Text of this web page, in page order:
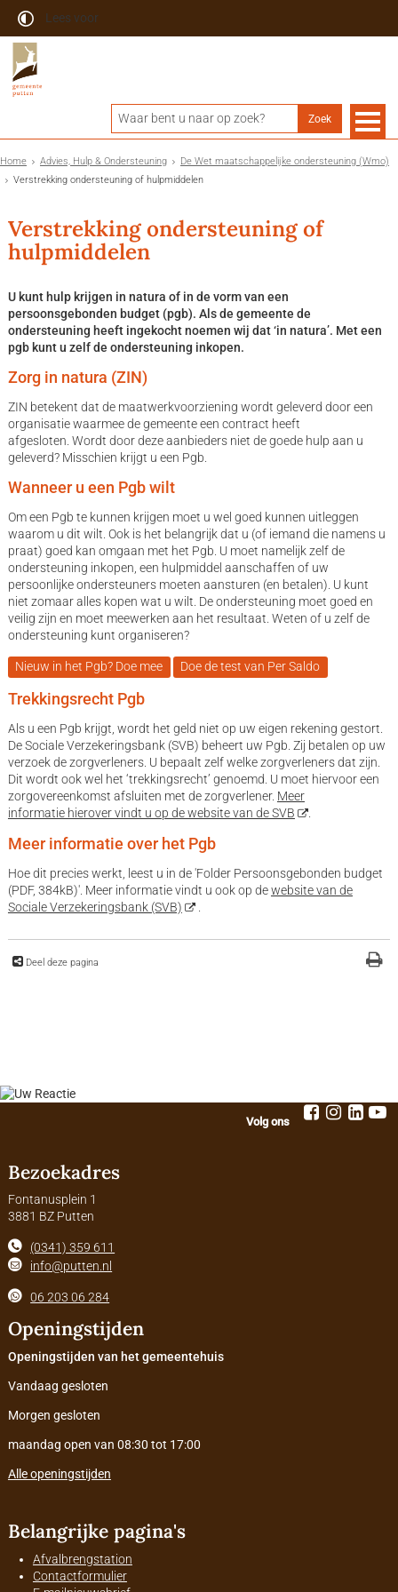
Lees voor
Home Advies, Hulp & Ondersteuning
De Wet maatschappelijke ondersteuning (Wmo)
Verstrekking ondersteuning of hulpmiddelen
Verstrekking ondersteuning of
hulpmiddelen
U kunt hulp krijgen in natura of in de vorm van een
persoonsgebonden budget (pgb). Als de gemeente de
ondersteuning heeft ingekocht noemen wij dat ‘in natura’. Met een
pgb kunt u zelf de ondersteuning inkopen.
Zorg in natura (ZIN)
ZIN betekent dat de maatwerkvoorziening wordt geleverd door een
organisatie waarmee de gemeente een contract heeft
afgesloten. Wordt door deze aanbieders niet de goede hulp aan u
geleverd? Misschien krijgt u een Pgb.
Wanneer u een Pgb wilt
Om een Pgb te kunnen krijgen moet u wel goed kunnen uitleggen
waarom u dit wilt. Ook is het belangrijk dat u (of iemand die namens u
praat) goed kan omgaan met het Pgb. U moet namelijk zelf de
ondersteuning inkopen, een hulpmiddel aanschaffen of uw
persoonlijke ondersteuners moeten aansturen (en betalen). U kunt
niet zomaar alles kopen wat u wilt. De ondersteuning moet goed en
veilig zijn en moet meewerken aan het resultaat. Weten of u zelf de
ondersteuning kunt organiseren?
Nieuw in het Pgb? Doe mee Doe de test van Per Saldo
Trekkingsrecht Pgb
Als u een Pgb krijgt, wordt het geld niet op uw eigen rekening gestort.
De Sociale Verzekeringsbank (SVB) beheert uw Pgb. Zij betalen op uw
verzoek de zorgverleners. U bepaalt zelf welke zorgverleners dat zijn.
Dit wordt ook wel het ‘trekkingsrecht’ genoemd. U moet hiervoor een
zorgovereenkomst afsluiten met de zorgverlener. Meer
informatie hierover vindt u op de website van de SVB
.
Meer informatie over het Pgb
Hoe dit precies werkt, leest u in de 'Folder Persoonsgebonden budget
(PDF, 384kB)'. Meer informatie vindt u ook op dewebsite van de
Sociale Verzekeringsbank (SVB)
.
Deel deze pagina
Volg ons
Bezoekadres
Fontanusplein 1
3881 BZ Putten
(0341) 359 611
info@putten.nl
06 203 06 284
Openingstijden
Openingstijden van het gemeentehuis
Vandaag gesloten
Morgen gesloten
maandag open van 08:30 tot 17:00
Alle openingstijden
Belangrijke pagina's
Afvalbrengstation
Contactformulier